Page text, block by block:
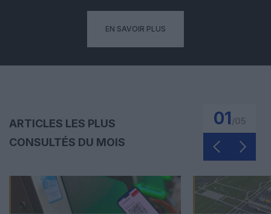
EN SAVOIR PLUS
ARTICLES LES PLUS
CONSULTÉS DU MOIS
01